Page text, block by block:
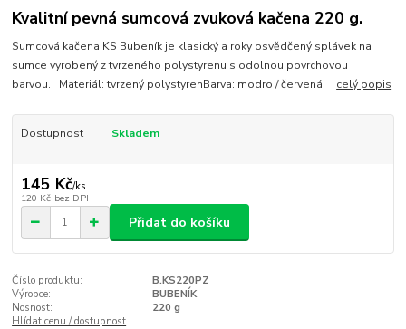
Kvalitní pevná sumcová zvuková kačena 220 g.
Sumcová kačena KS Bubeník je klasický a roky osvědčený splávek na
sumce vyrobený z tvrzeného polystyrenu s odolnou povrchovou
barvou. Materiál: tvrzený polystyrenBarva: modro / červená celý popis
Dostupnost Skladem
145 Kč/ks
120 Kč bez DPH
Přidat do košíku
Číslo produktu:
B.KS220PZ
Výrobce:
BUBENÍK
Nosnost:
220 g
Hlídat cenu / dostupnost